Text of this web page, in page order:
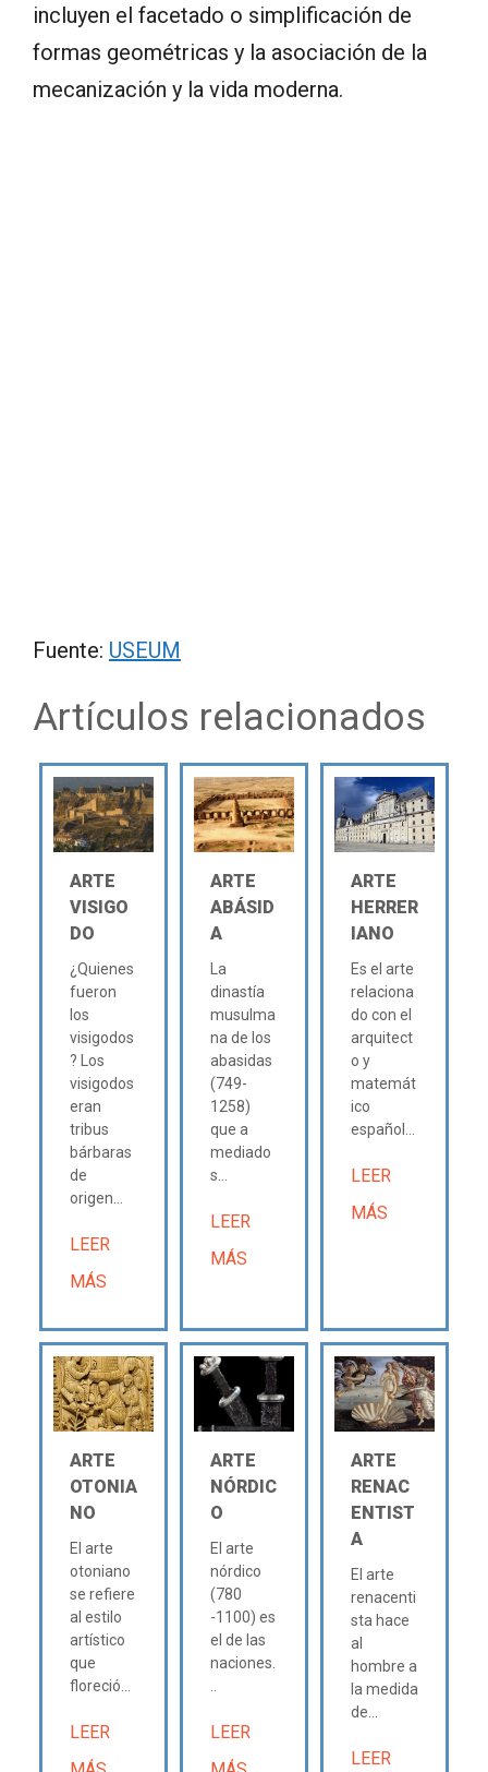
incluyen el facetado o simplificación de
formas geométricas y la asociación de la
mecanización y la vida moderna.
Fuente: USEUM
Artículos relacionados
ARTE
VISIGO
DO
¿Quienes
fueron
los
visigodos
? Los
visigodos
eran
tribus
bárbaras
de
origen...
LEER
MÁS
ARTE
ABÁSID
A
La
dinastía
musulma
na de los
abasidas
(749-
1258)
que a
mediado
s...
LEER
MÁS
ARTE
HERRER
IANO
Es el arte
relaciona
do con el
arquitect
o y
matemát
ico
español...
LEER
MÁS
ARTE
OTONIA
NO
El arte
otoniano
se refiere
al estilo
artístico
que
floreció...
LEER
ARTE
NÓRDIC
O
El arte
nórdico
(780
-1100) es
el de las
naciones.
LEER
ARTE
RENAC
ENTIST
A
El arte
renacenti
sta hace
al
hombre a
la medida
de...
LEER